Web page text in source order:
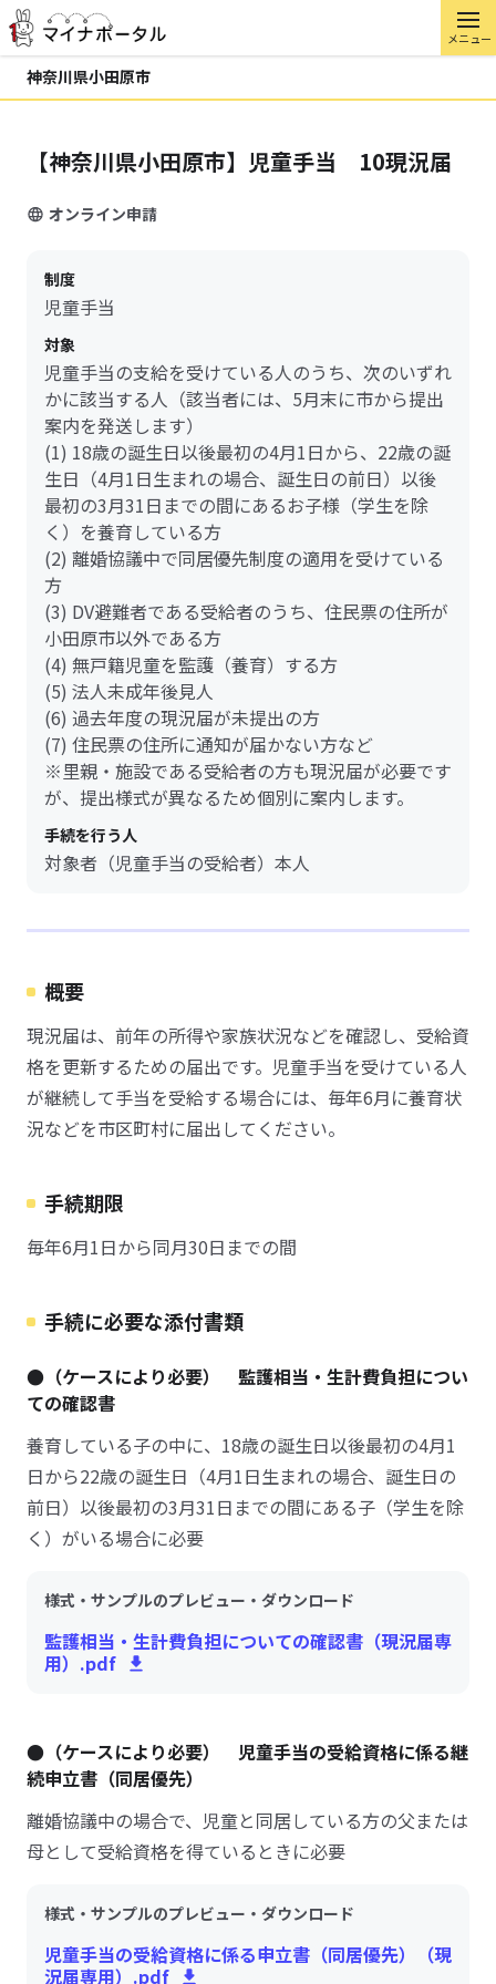
メニュー
神奈川県小田原市
【神奈川県小田原市】児童手当 10現況届
オンライン申請
制度
児童手当
対象
児童手当の支給を受けている人のうち、次のいずれ
かに該当する人（該当者には、5月末に市から提出
案内を発送します）
(1) 18歳の誕生日以後最初の4月1日から、22歳の誕
生日（4月1日生まれの場合、誕生日の前日）以後
最初の3月31日までの間にあるお子様（学生を除
く）を養育している方
(2) 離婚協議中で同居優先制度の適用を受けている
方
(3) DV避難者である受給者のうち、住民票の住所が
小田原市以外である方
(4) 無戸籍児童を監護（養育）する方
(5) 法人未成年後見人
(6) 過去年度の現況届が未提出の方
(7) 住民票の住所に通知が届かない方など
※里親・施設である受給者の方も現況届が必要です
が、提出様式が異なるため個別に案内します。
手続を行う人
対象者（児童手当の受給者）本人
概要
現況届は、前年の所得や家族状況などを確認し、受給資
格を更新するための届出です。児童手当を受けている人
が継続して手当を受給する場合には、毎年6月に養育状
況などを市区町村に届出してください。
手続期限
毎年6月1日から同月30日までの間
手続に必要な添付書類
●（ケースにより必要） 監護相当・生計費負担につい
ての確認書
養育している子の中に、18歳の誕生日以後最初の4月1
日から22歳の誕生日（4月1日生まれの場合、誕生日の
前日）以後最初の3月31日までの間にある子（学生を除
く）がいる場合に必要
様式・サンプルのプレビュー・ダウンロード
監護相当・生計費負担についての確認書（現況届専
用）.pdf
●（ケースにより必要） 児童手当の受給資格に係る継
続申立書（同居優先）
離婚協議中の場合で、児童と同居している方の父または
母として受給資格を得ているときに必要
様式・サンプルのプレビュー・ダウンロード
児童手当の受給資格に係る申立書（同居優先）（現
況届専用）.pdf